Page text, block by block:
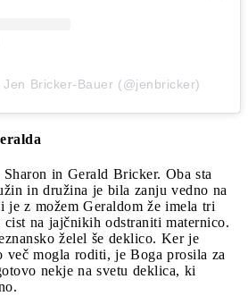
Bricker-Bauer (@jenbricker)
in Gerald Bricker. Oba sta
in družina je bila zanju vedno na
je z možem Geraldom že imela tri
na jajčnikih odstraniti maternico.
želel še deklico. Ker je
več mogla roditi, je Boga prosila za
nekje na svetu deklica, ki